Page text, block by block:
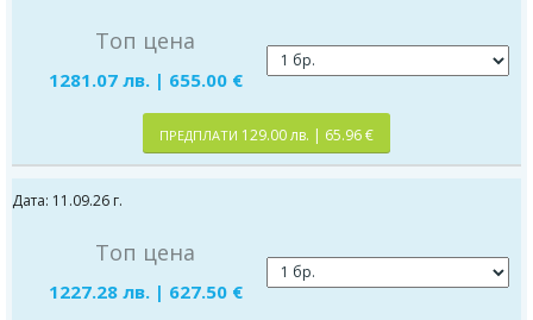
Топ цена
1281.07 лв. | 655.00 €
ПРЕДПЛАТИ 129.00 лв. | 65.96 €
Дата: 11.09.26 г.
Топ цена
1227.28 лв. | 627.50 €